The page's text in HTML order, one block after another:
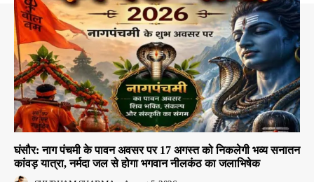
घंसौर: नाग पंचमी के पावन अवसर पर 17 अगस्त को निकलेगी भव्य सनातन
कांवड़ यात्रा, नर्मदा जल से होगा भगवान नीलकंठ का जलाभिषेक